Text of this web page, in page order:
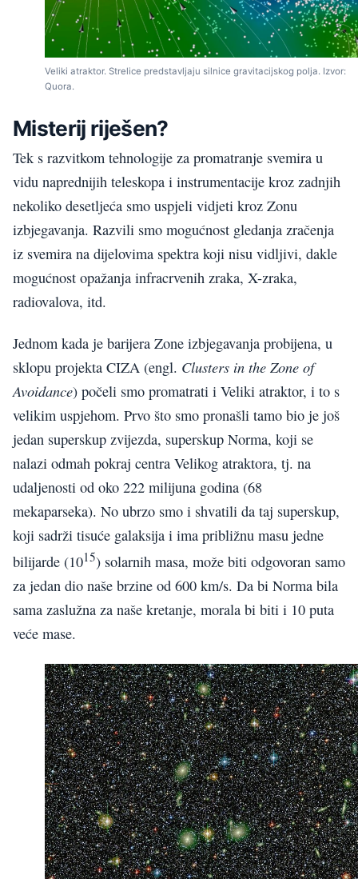
Veliki atraktor. Strelice predstavljaju silnice gravitacijskog polja. Izvor:
Quora.
Misterij riješen?
Tek s razvitkom tehnologije za promatranje svemira u
vidu naprednijih teleskopa i instrumentacije kroz zadnjih
nekoliko desetljeća smo uspjeli vidjeti kroz Zonu
izbjegavanja. Razvili smo mogućnost gledanja zračenja
iz svemira na dijelovima spektra koji nisu vidljivi, dakle
mogućnost opažanja infracrvenih zraka, X-zraka,
radiovalova, itd.
Jednom kada je barijera Zone izbjegavanja probijena, u
sklopu projekta CIZA (engl. Clusters in the Zone of
Avoidance) počeli smo promatrati i Veliki atraktor, i to s
velikim uspjehom. Prvo što smo pronašli tamo bio je još
jedan superskup zvijezda, superskup Norma, koji se
nalazi odmah pokraj centra Velikog atraktora, tj. na
udaljenosti od oko 222 milijuna godina (68
mekaparseka). No ubrzo smo i shvatili da taj superskup,
koji sadrži tisuće galaksija i ima približnu masu jedne
bilijarde (1015) solarnih masa, može biti odgovoran samo
za jedan dio naše brzine od 600 km/s. Da bi Norma bila
sama zaslužna za naše kretanje, morala bi biti i 10 puta
veće mase.